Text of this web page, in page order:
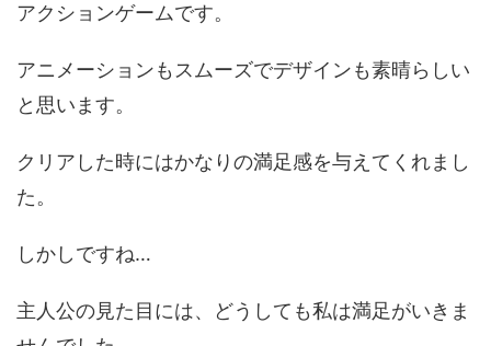
アクションゲームです。
アニメーションもスムーズでデザインも素晴らしい
と思います。
クリアした時にはかなりの満足感を与えてくれまし
た。
しかしですね…
主人公の見た目には、どうしても私は満足がいきま